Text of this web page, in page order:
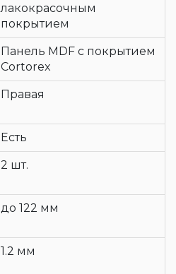
лакокрасочным
покрытием
Панель MDF с покрытием
Cortorex
Правая
Есть
2 шт.
до 122 мм
1.2 мм